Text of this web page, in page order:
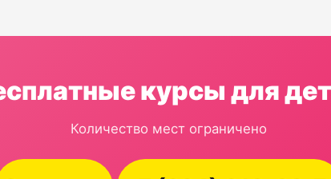
курсы для
Количество мест ограничено